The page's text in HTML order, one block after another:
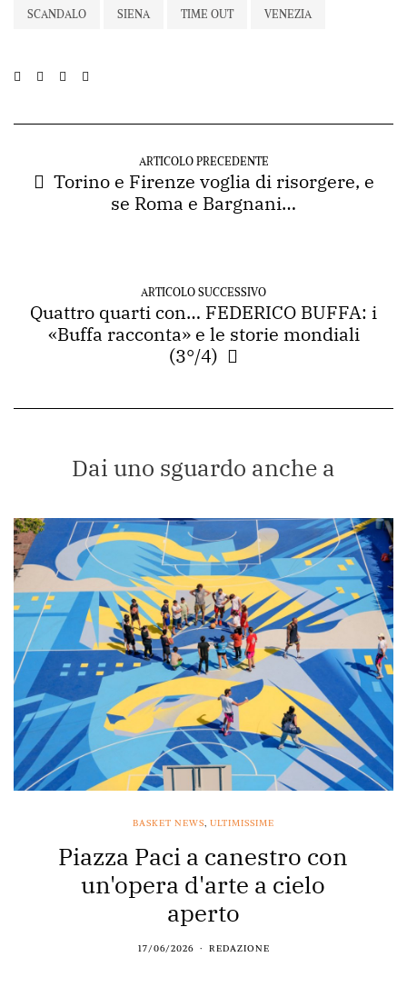
SCANDALO SIENA TIME OUT VENEZIA
ARTICOLO PRECEDENTE
Torino e Firenze voglia di risorgere, e
se Roma e Bargnani…
ARTICOLO SUCCESSIVO
Quattro quarti con… FEDERICO BUFFA: i
«Buffa racconta» e le storie mondiali
(3°/4)
Dai uno sguardo anche a
BASKET NEWS, ULTIMISSIME
Piazza Paci a canestro con
un'opera d'arte a cielo
aperto
17/06/2026 REDAZIONE